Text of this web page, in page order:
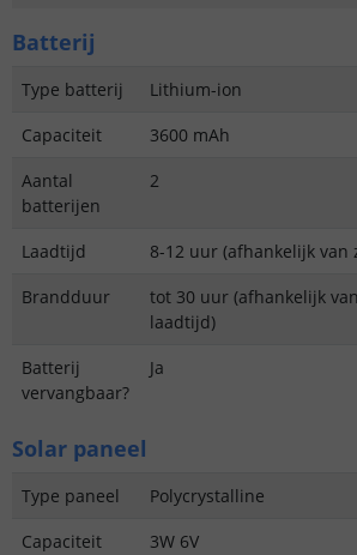
Batterij
Type batterij
Lithium-ion
Capaciteit
3600 mAh
Aantal
batterijen
2
Laadtijd
8-12 uur (afhankelijk van
Brandduur
tot 30 uur (afhankelijk
laadtijd)
Batterij
vervangbaar?
Ja
Solar paneel
Type paneel
Polycrystalline
Capaciteit
3W 6V